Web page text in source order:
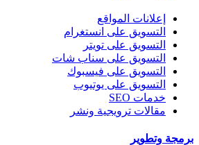
إعلانات المواقع
التسويق على انستغرام
التسويق على تويتر
التسويق على سناب شات
التسويق على فيسبوك
التسويق على يوتيوب
خدمات SEO
مقالات ترويجية ونشر
برمجة وتطوير